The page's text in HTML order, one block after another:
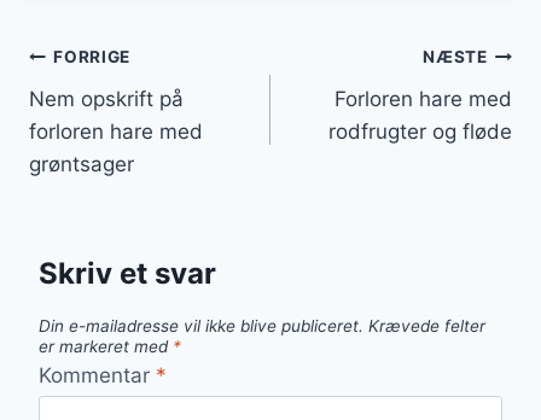
Indlægsnavigation
FORRIGE
Nem opskrift på
forloren hare med
grøntsager
NÆSTE
Forloren hare med
rodfrugter og fløde
Skriv et svar
Din e-mailadresse vil ikke blive publiceret. Krævede felter
er markeret med *
Kommentar *